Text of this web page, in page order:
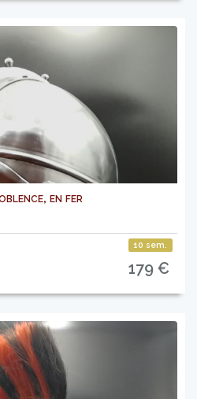
en fer
10 sem.
179 €